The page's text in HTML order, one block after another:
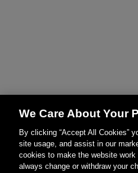
We Care About Your
By clicking “Accept All Cookies”
site usage, and assist in our
cookies to make the website
always change or withdraw your